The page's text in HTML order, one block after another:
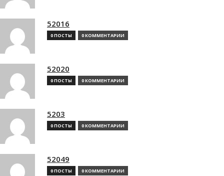
52016
0 ПОСТЫ 0 КОММЕНТАРИИ
52020
0 ПОСТЫ 0 КОММЕНТАРИИ
5203
0 ПОСТЫ 0 КОММЕНТАРИИ
52049
0 ПОСТЫ 0 КОММЕНТАРИИ